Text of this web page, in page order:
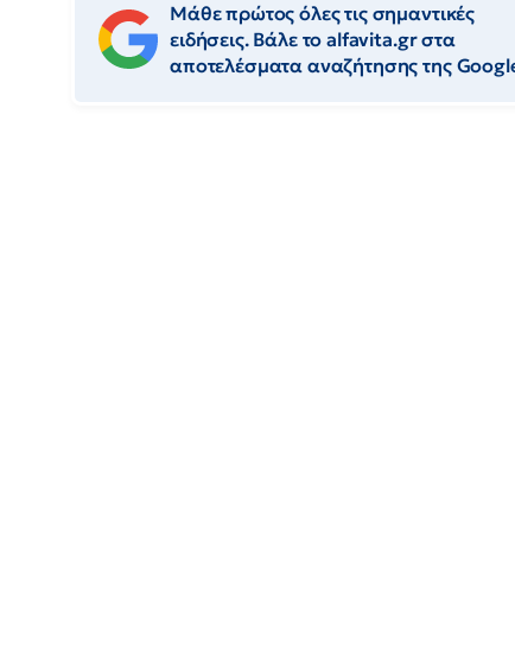
Μάθε πρώτος όλες τις σημαντικές
ειδήσεις. Βάλε το alfavita.gr στα
αποτελέσματα αναζήτησης της